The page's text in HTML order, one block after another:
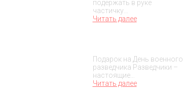
подержать в руке
частичку…
Читать далее
Подарок на День военного
разведчика Разведчики –
настоящие…
Читать далее